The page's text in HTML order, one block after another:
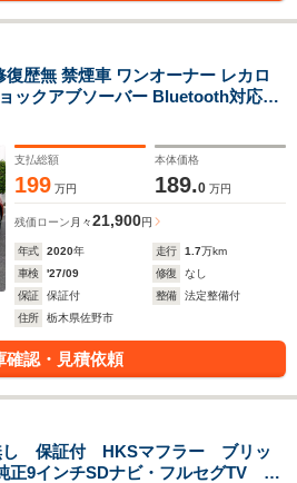
歴無 禁煙車 ワンオーナー レカロ
ックアブソーバー Bluetooth対応フ
バックカメラ ドライブレコーダー
パドルシフト
支払総額
199 万円
本体価格
189.0 万円
残価ローン 月々21,900円
年式 2020年 走行 1.7万km
車検
'27/09 修復
なし
保証
保証付 整備
法定整備付
住所
栃木県佐野市
確認・見積依頼
保証付 HKSマフラー ブリッ
9インチSDナビ・フルセグTV バ